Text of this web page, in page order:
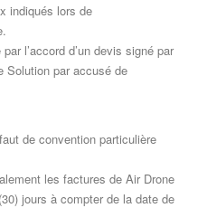
indiqués lors de
l’accord d’un devis signé par
Solution par accusé de
de convention particulière
les factures de Air Drone
jours à compter de la date de